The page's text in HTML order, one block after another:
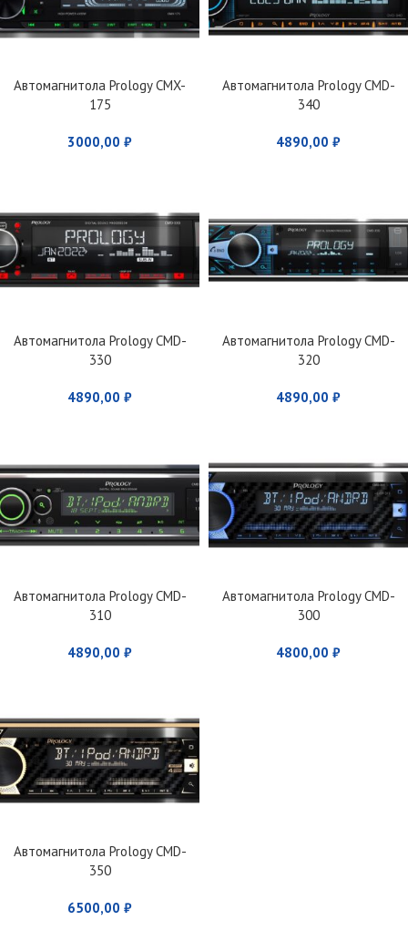
Автомагнитола Prology CMX-
175
3000,00 ₽
Автомагнитола Prology CMD-
340
4890,00 ₽
Автомагнитола Prology CMD-
330
4890,00 ₽
Автомагнитола Prology CMD-
320
4890,00 ₽
Автомагнитола Prology CMD-
310
4890,00 ₽
Автомагнитола Prology CMD-
300
4800,00 ₽
Автомагнитола Prology CMD-
350
6500,00 ₽